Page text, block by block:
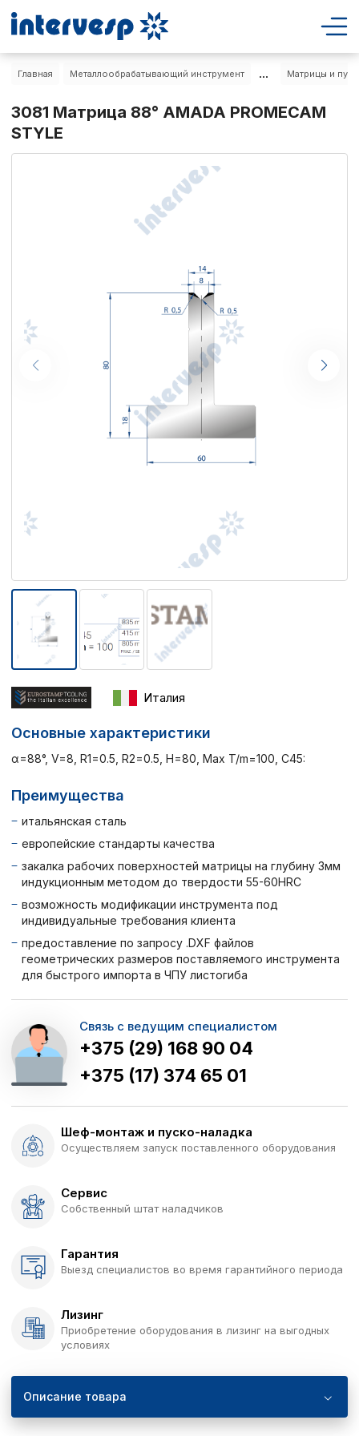
Главная Металлообрабатывающий инструмент ... Матрицы и
3081 Матрица 88° AMADA PROMECAM
STYLE
Италия
Основные характеристики
α=88°, V=8, R1=0.5, R2=0.5, H=80, Max T/m=100, C45:
Преимущества
итальянская сталь
европейские стандарты качества
закалка рабочих поверхностей матрицы на глубину 3мм
индукционным методом до твердости 55-60HRC
возможность модификации инструмента под
индивидуальные требования клиента
предоставление по запросу .DXF файлов
геометрических размеров поставляемого инструмента
для быстрого импорта в ЧПУ листогиба
Связь с ведущим специалистом
+375 (29) 168 90 04
+375 (17) 374 65 01
Шеф-монтаж и пуско-наладка
Осуществляем запуск поставленного оборудования
Сервис
Собственный штат наладчиков
Гарантия
Выезд специалистов во время гарантийного периода
Лизинг
Приобретение оборудования в лизинг на выгодных
условиях
Описание товара